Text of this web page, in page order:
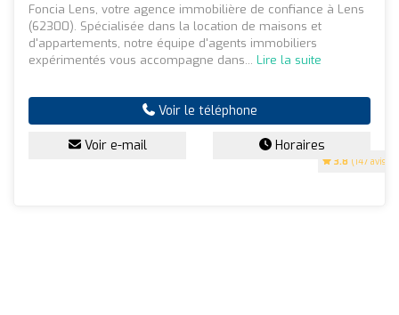
3.8 (147 avis)
Foncia Lens, votre agence immobilière de confiance à Lens
(62300). Spécialisée dans la location de maisons et
d'appartements, notre équipe d'agents immobiliers
expérimentés vous accompagne dans... Lire la suite
Voir le téléphone
Voir e-mail Horaires